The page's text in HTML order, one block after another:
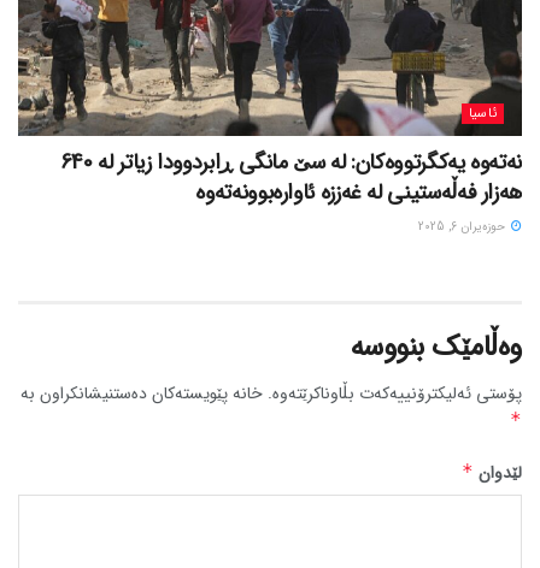
ئاسیا
نەتەوە یەکگرتووەکان: لە سێ مانگی ڕابردوودا زیاتر لە 640
هەزار فەڵەستینی لە غەززە ئاوارەبوونەتەوە
حوزه‌یران 6, 2025
وەڵامێک بنووسە
پۆستی ئەلیکترۆنییەکەت بڵاوناکرێتەوە. خانە پێویستەکان دەستنیشانکراون بە
*
لێدوان *